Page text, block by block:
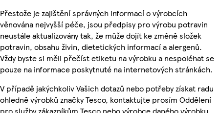
Přestože je zajištění správných informací o výrobcích
věnována nejvyšší péče, jsou předpisy pro výrobu potravin
neustále aktualizovány tak, že může dojít ke změně složek
potravin, obsahu živin, dietetických informací a alergenů.
Vždy byste si měli přečíst etiketu na výrobku a nespoléhat se
pouze na informace poskytnuté na internetových stránkách.
V případě jakýchkoliv Vašich dotazů nebo potřeby získat radu
ohledně výrobků značky Tesco, kontaktujte prosím Oddělení
pro služby zákazníkům Tesco nebo výrobce daného výrobku,